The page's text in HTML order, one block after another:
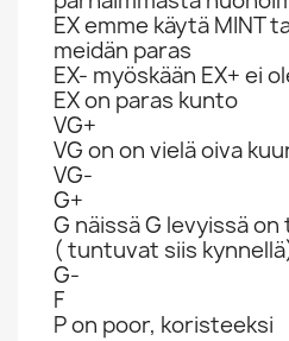
EX emme käytä MINT
meidän paras
EX- myöskään EX+ ei
EX on paras kunto
VG+
VG on on vielä oiva
VG-
G+
G näissä G levyissä
( tuntuvat siis
G-
F
P on poor, koristeeksi